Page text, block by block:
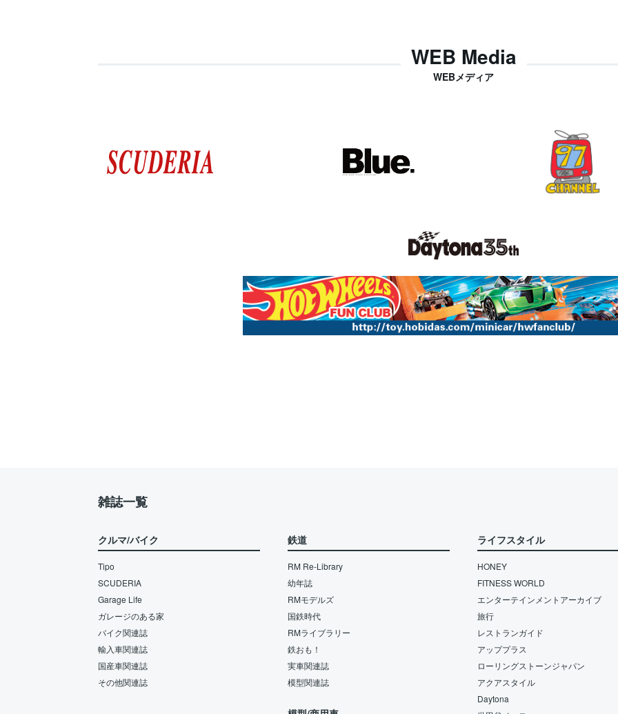
WEB Media
WEBメディア
雑誌一覧
クルマ/バイク
Tipo
SCUDERIA
Garage Life
ガレージのある家
バイク関連誌
輸入車関連誌
国産車関連誌
その他関連誌
鉄道
RM Re-Library
幼年誌
RMモデルズ
国鉄時代
RMライブラリー
鉄おも！
実車関連誌
模型関連誌
ライフスタイル
HONEY
FITNESS WORLD
エンターテインメントアーカイブ
旅行
レストランガイド
アッププラス
ローリングストーンジャパン
アクアスタイル
Daytona